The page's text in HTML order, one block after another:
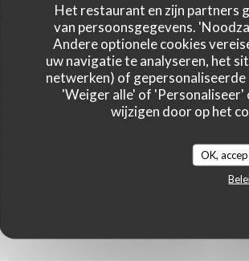
Het restaurant en zijn partners
van persoonsgegevens.
Andere optionele cookies
uw navigatie te analyseren, het
netwerken) of
'Weiger alle' of 'Personaliseer'
wijzigen door op het
OK,
4
comme desserts sont délicieux et à 4, nous
trop jolie by night avec des plaids gentiment
très à l’écoute. Nous reviendrons sans
4